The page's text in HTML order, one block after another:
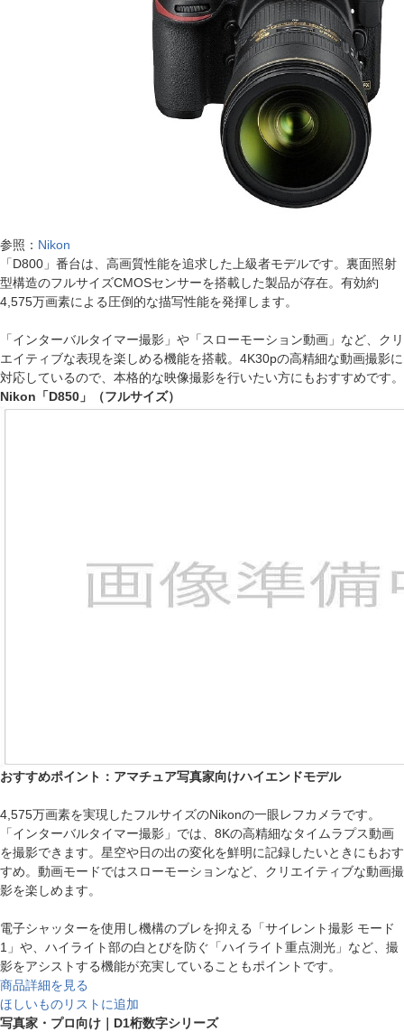
参照： Nikon
「D800」番台は、高画質性能を追求した上級者モデルです。裏面照射
型構造のフルサイズCMOSセンサーを搭載した製品が存在。有効約
4,575万画素による圧倒的な描写性能を発揮します。
「インターバルタイマー撮影」や「スローモーション動画」など、クリ
エイティブな表現を楽しめる機能を搭載。4K30pの高精細な動画撮影に
対応しているので、本格的な映像撮影を行いたい方にもおすすめです。
Nikon「D850」（フルサイズ）
おすすめポイント：アマチュア写真家向けハイエンドモデル
4,575万画素を実現したフルサイズのNikonの一眼レフカメラです。
「インターバルタイマー撮影」では、8Kの高精細なタイムラプス動画
を撮影できます。星空や日の出の変化を鮮明に記録したいときにもおす
すめ。動画モードではスローモーションなど、クリエイティブな動画撮
影を楽しめます。
電子シャッターを使用し機構のブレを抑える「サイレント撮影 モード
1」や、ハイライト部の白とびを防ぐ「ハイライト重点測光」など、撮
影をアシストする機能が充実していることもポイントです。
商品詳細を見る
ほしいものリストに追加
写真家・プロ向け｜D1桁数字シリーズ